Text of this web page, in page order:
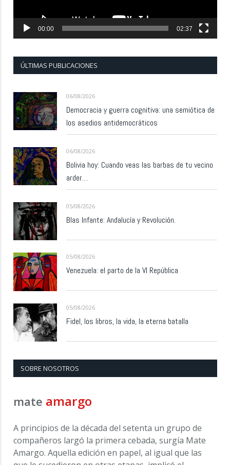
00:00 02:37
ÚLTIMAS PUBLICACIONES
06/08/2026
Democracia y guerra cognitiva: una semiótica de
los asedios antidemocráticos
06/08/2026
Bolivia hoy: Cuando veas las barbas de tu vecino
arder…
05/08/2026
Blas Infante: Andalucía y Revolución.
05/08/2026
Venezuela: el parto de la VI República
05/08/2026
Fidel, los libros, la vida, la eterna batalla
SOBRE NOSOTROS
mate amargo
A principios de la década del setenta un grupo de
compañeros largó la primera cebada, surgía Mate
Amargo. Aquella edición en papel, al igual que las